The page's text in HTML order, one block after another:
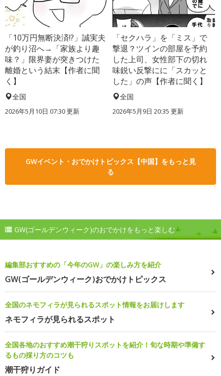
「10万円無断決済!?」誠実夫
が釣り沼へ→「家族より趣
味？」限界妻が突きつけた
離婚という結末【作者に聞
く】
全国
2026年5月10日 07:30 更新
「セクハラ」を「ミス」で
撃退？ツインの部屋を予約
した上司、女性部下の切れ
味鋭い反撃にに「スカッと
した」の声【作者に聞く】
全国
2026年5月9日 20:35 更新
GWイベント・おでかけトピックス【中国】をもっと見
る
GW(ゴールデンウィーク)のおでかけをもっと楽しむ
編集部おすすめの「今年のGW」の楽しみ方を紹介
GW(ゴールデンウィーク)おでかけトピックス
全国のネモフィラが見られるスポット情報をお届けします
ネモフィラが見られるスポット
全国各地のおすすめ潮干狩りスポットを紹介！旬な時期や準備す
るもの採り方のコツも
潮干狩りガイド